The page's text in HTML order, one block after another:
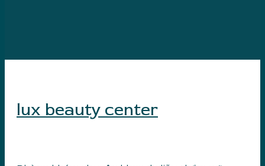
lux beauty center